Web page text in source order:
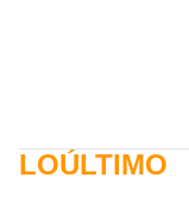
LOÚLTIMO